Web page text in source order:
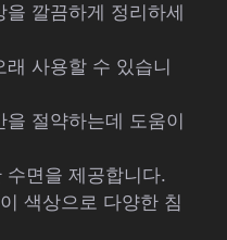
깔끔하게 정리하세
사용할 수 있습니
절약하는데 도움이
면을 제공합니다.
색상으로 다양한 침